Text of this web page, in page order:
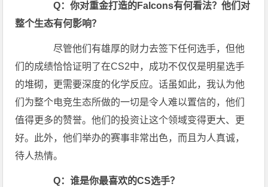
Q：你对重金打造的Falcons有何看法？他们对
整个生态有何影响？
尽管他们有雄厚的财力去签下任何选手，但他
们的成绩恰恰证明了在CS2中，成功不仅仅是明星选手
的堆砌，更需要深度的化学反应。话虽如此，我认为他
们为整个电竞生态所做的一切是令人难以置信的，他们
值得更多的赞誉。他们的投资让这个领域变得更大、更
好。此外，他们举办的赛事非常出色，而且为人真诚，
待人热情。
Q：谁是你最喜欢的CS选手？